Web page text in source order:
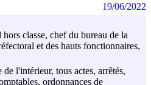
classe, chef du bureau de la
et des hauts fonctionnaires,
l'intérieur, tous actes, arrêtés,
ordonnances de
19/06/2022